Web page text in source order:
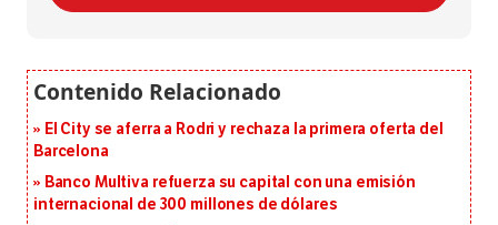
El City se aferra a Rodri y rechaza la primera oferta del
Barcelona
Banco Multiva refuerza su capital con una emisión
internacional de 300 millones de dólares